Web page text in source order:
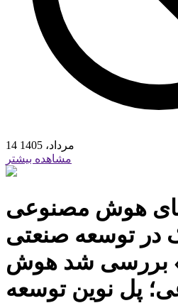
14 مرداد، 1405
مشاهده بیشتر
هوش مصنوعی
در توسعه صنعتی
بررسی شد هوش
پل‏‏‌ نوین توسعه